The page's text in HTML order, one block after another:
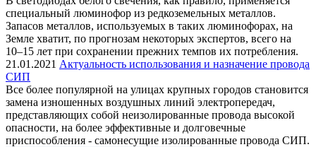
специальный люминофор из редкоземельных металлов.
Запасов металлов, используемых в таких люминофорах, на
Земле хватит, по прогнозам некоторых экспертов, всего на
10–15 лет при сохранении прежних темпов их потребления.
21.01.2021 Актуальность использования и назначение провода
СИП
Все более популярной на улицах крупных городов становится
замена изношенных воздушных линий электропередач,
представляющих собой неизолированные провода высокой
опасности, на более эффективные и долговечные
приспособления - самонесущие изолированные провода СИП.